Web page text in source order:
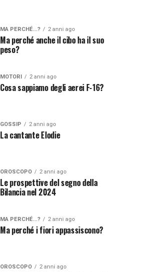
MA PERCHÉ...? 2 anni ago
Ma perché anche il cibo ha il suo
peso?
MOTORI 2 anni ago
Cosa sappiamo degli aerei F-16?
GOSSIP 2 anni ago
La cantante Elodie
OROSCOPO 2 anni ago
Le prospettive del segno della
Bilancia nel 2024
MA PERCHÉ...? 2 anni ago
Ma perché i fiori appassiscono?
OROSCOPO 2 anni ago